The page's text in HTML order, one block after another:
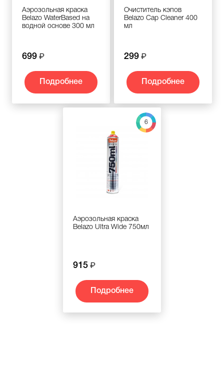
Аэрозольная краска
Belazo WaterBased на
водной основе 300 мл
699
Подробнее
Очиститель кэпов
Belazo Cap Cleaner 400
мл
299
Подробнее
6
Аэрозольная краска
Belazo Ultra Wide 750мл
915
Подробнее